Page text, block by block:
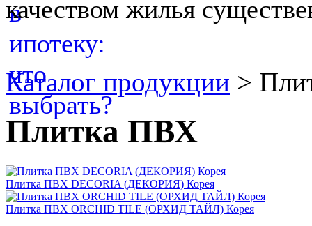
качеством жилья
Каталог продукции >
Плитка ПВХ
Плитка ПВХ DECORIA (ДЕКОРИЯ) Корея
Плитка ПВХ ORCHID TILE (ОРХИД ТАЙЛ) Корея